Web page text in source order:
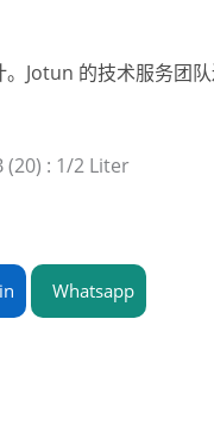
Jotun 的技术服务团
: 1/2 Liter
Whatsapp